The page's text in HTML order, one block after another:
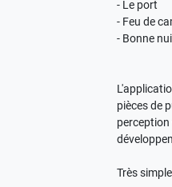
- Le port
- Feu de
- Bonne
pièces de
perception
Très